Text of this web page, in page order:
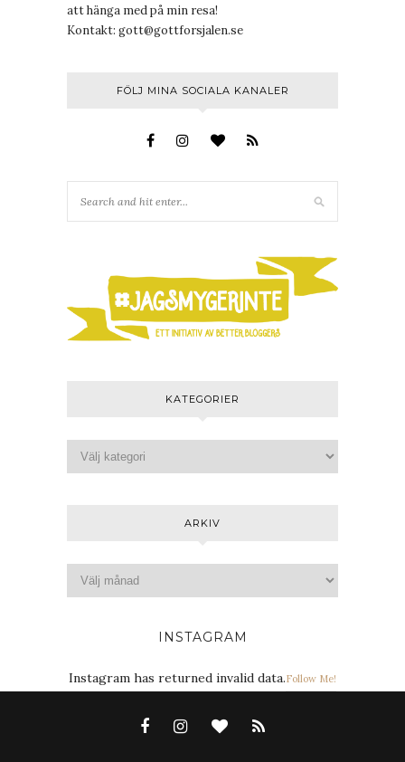
att hänga med på min resa!
Kontakt: gott@gottforsjalen.se
FÖLJ MINA SOCIALA KANALER
KATEGORIER
ARKIV
INSTAGRAM
Instagram has returned invalid data.Follow Me!